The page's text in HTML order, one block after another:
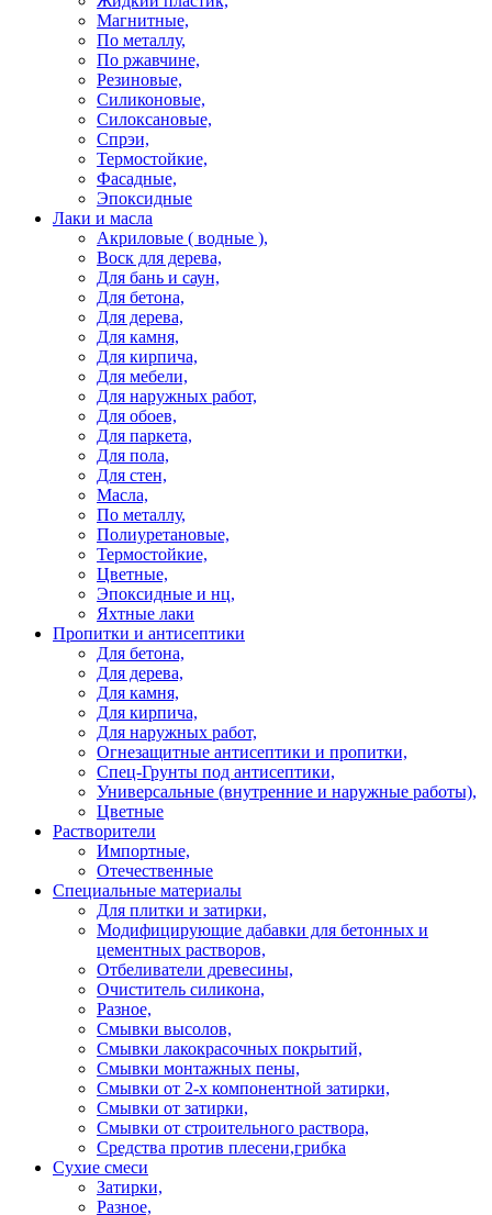
Магнитные,
По металлу,
По ржавчине,
Резиновые,
Силиконовые,
Силоксановые,
Спрэи,
Термостойкие,
Фасадные,
Эпоксидные
Лаки и масла
Акриловые ( водные ),
Воск для дерева,
Для бань и саун,
Для бетона,
Для дерева,
Для камня,
Для кирпича,
Для мебели,
Для наружных работ,
Для обоев,
Для паркета,
Для пола,
Для стен,
Масла,
По металлу,
Полиуретановые,
Термостойкие,
Цветные,
Эпоксидные и нц,
Яхтные лаки
Пропитки и антисептики
Для бетона,
Для дерева,
Для камня,
Для кирпича,
Для наружных работ,
Огнезащитные антисептики и пропитки,
Спец-Грунты под антисептики,
Универсальные (внутренние и наружные работы),
Цветные
Растворители
Импортные,
Отечественные
Специальные материалы
Для плитки и затирки,
Модифицирующие дабавки для бетонных и
цементных растворов,
Отбеливатели древесины,
Очиститель силикона,
Разное,
Смывки высолов,
Смывки лакокрасочных покрытий,
Смывки монтажных пены,
Смывки от 2-х компонентной затирки,
Смывки от затирки,
Смывки от строительного раствора,
Средства против плесени,грибка
Сухие смеси
Затирки,
Разное,